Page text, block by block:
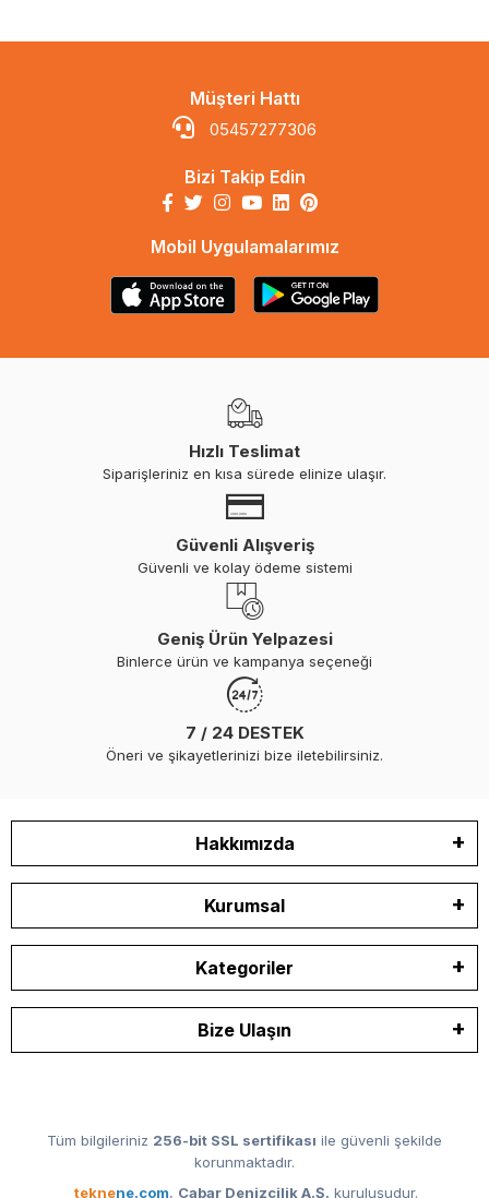
Müşteri Hattı
05457277306
Bizi Takip Edin
Mobil Uygulamalarımız
Hızlı Teslimat
Siparişleriniz en kısa sürede elinize ulaşır.
Güvenli Alışveriş
Güvenli ve kolay ödeme sistemi
Geniş Ürün Yelpazesi
Binlerce ürün ve kampanya seçeneği
7 / 24 DESTEK
Öneri ve şikayetlerinizi bize iletebilirsiniz.
Hakkımızda
Kurumsal
Kategoriler
Bize Ulaşın
Tüm bilgileriniz 256-bit SSL sertifikası ile güvenli şekilde
korunmaktadır.
teknene.com, Cabar Denizcilik A.Ş. kuruluşudur.